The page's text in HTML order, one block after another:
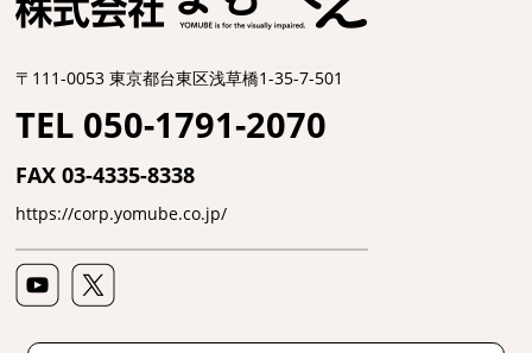
〒111-0053 東京都台東区浅草橋1-35-7-501
TEL 050-1791-2070
FAX 03-4335-8338
https://corp.yomube.co.jp/